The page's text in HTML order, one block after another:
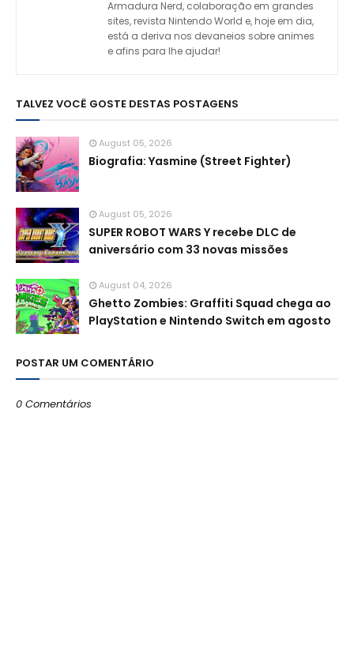
Armadura Nerd, colaboração em grandes
sites, revista Nintendo World e, hoje em dia,
está a deriva nos devaneios sobre animes
e afins para lhe ajudar!
TALVEZ VOCÊ GOSTE DESTAS POSTAGENS
August 05, 2026
Biografia: Yasmine (Street Fighter)
August 05, 2026
SUPER ROBOT WARS Y recebe DLC de
aniversário com 33 novas missões
August 04, 2026
Ghetto Zombies: Graffiti Squad chega ao
PlayStation e Nintendo Switch em agosto
POSTAR UM COMENTÁRIO
0 Comentários